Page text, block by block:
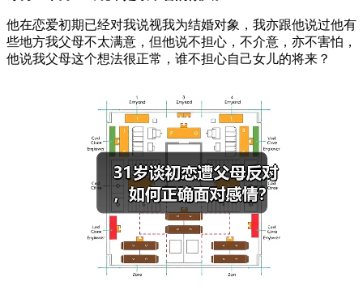
他在恋爱初期已经对我说视我为结婚对象，我亦跟他说过他有
些地方我父母不太满意，但他说不担心，不介意，亦不害怕，
他说我父母这个想法很正常，谁不担心自己女儿的将来？